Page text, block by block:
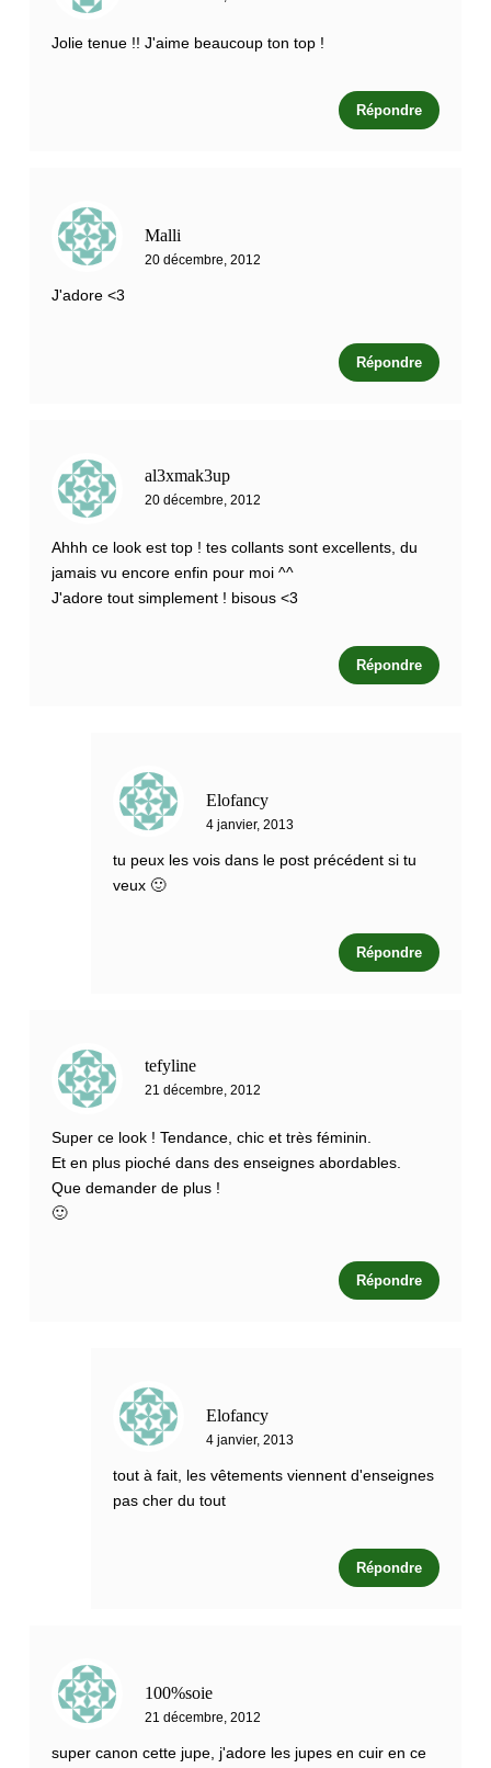
Jolie tenue !! J'aime beaucoup ton top !
Répondre
Malli
20 décembre, 2012
J'adore <3
Répondre
al3xmak3up
20 décembre, 2012
Ahhh ce look est top ! tes collants sont excellents, du
jamais vu encore enfin pour moi ^^
J'adore tout simplement ! bisous <3
Répondre
Elofancy
4 janvier, 2013
tu peux les vois dans le post précédent si tu
veux 🙂
Répondre
tefyline
21 décembre, 2012
Super ce look ! Tendance, chic et très féminin.
Et en plus pioché dans des enseignes abordables.
Que demander de plus !
🙂
Répondre
Elofancy
4 janvier, 2013
tout à fait, les vêtements viennent d'enseignes
pas cher du tout
Répondre
100%soie
21 décembre, 2012
super canon cette jupe, j'adore les jupes en cuir en ce